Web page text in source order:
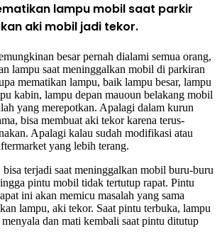
lampu mobil saat parkir
aki mobil jadi tekor.
besar pernah dialami semua orang,
lampu saat meninggalkan mobil di parkiran
mematikan lampu, baik lampu besar, lampu
kabin, lampu depan mauoun belakang mobil
yang merepotkan. Apalagi dalam kurun
bisa membuat aki tekor karena terus-
Apalagi kalau sudah modifikasi atau
yang lebih terang.
bisa terjadi saat meninggalkan mobil buru-buru
pintu mobil tidak tertutup rapat. Pintu
ini akan memicu masalah yang sama
lampu, aki tekor. Saat pintu terbuka, lampu
dan mati kembali saat pintu ditutup